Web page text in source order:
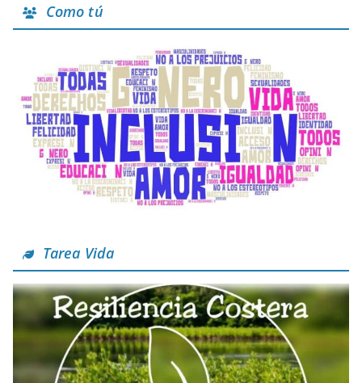
Como tú
Tarea Vida